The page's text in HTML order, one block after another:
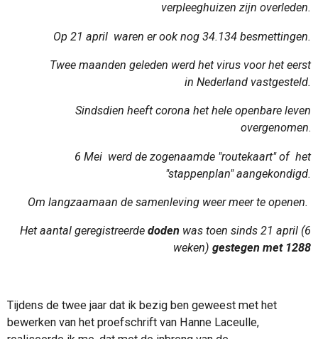
verpleeghuizen zijn overleden.
Op 21 april waren er ook nog 34.134 besmettingen.
Twee maanden geleden werd het virus voor het eerst
in Nederland vastgesteld.
Sindsdien heeft corona het hele openbare leven
overgenomen.
6 Mei werd de zogenaamde "routekaart" of het
"stappenplan" aangekondigd.
Om langzaamaan de samenleving weer meer te openen.
Het aantal geregistreerde doden was toen sinds 21 april (6
weken) gestegen met 1288
Tijdens de twee jaar dat ik bezig ben geweest met het
bewerken van het proefschrift van Hanne Laceulle,